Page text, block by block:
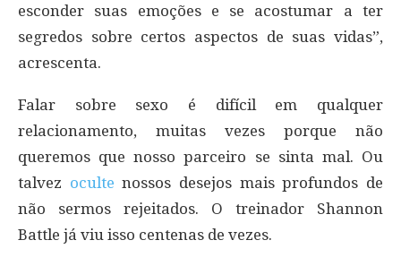
esconder suas emoções e se acostumar a ter
segredos sobre certos aspectos de suas vidas”,
acrescenta.
Falar sobre sexo é difícil em qualquer
relacionamento, muitas vezes porque não
queremos que nosso parceiro se sinta mal. Ou
talvez oculte nossos desejos mais profundos de
não sermos rejeitados. O treinador Shannon
Battle já viu isso centenas de vezes.